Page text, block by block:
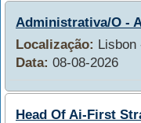
Administrativa/O -
Localização: Lisbon
Data: 08-08-2026
Head Of Ai-First